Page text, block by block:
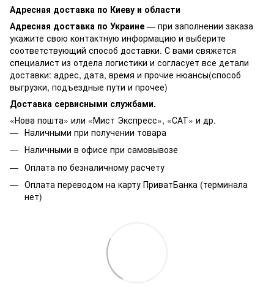
Адресная доставка по Киеву и области
Адресная доставка по Украине — при заполнении заказа
укажите свою контактную информацию и выберите
соответствующий способ доставки. С вами свяжется
специалист из отдела логистики и согласует все детали
доставки: адрес, дата, время и прочие нюансы(способ
выгрузки, подъездные пути и прочее)
Доставка сервисными службами.
«Нова пошта» или «Мист Экспресс», «САТ» и др.
Наличными при получении товара
Наличными в офисе при самовывозе
Оплата по безналичному расчету
Оплата переводом на карту ПриватБанка (терминала
нет)